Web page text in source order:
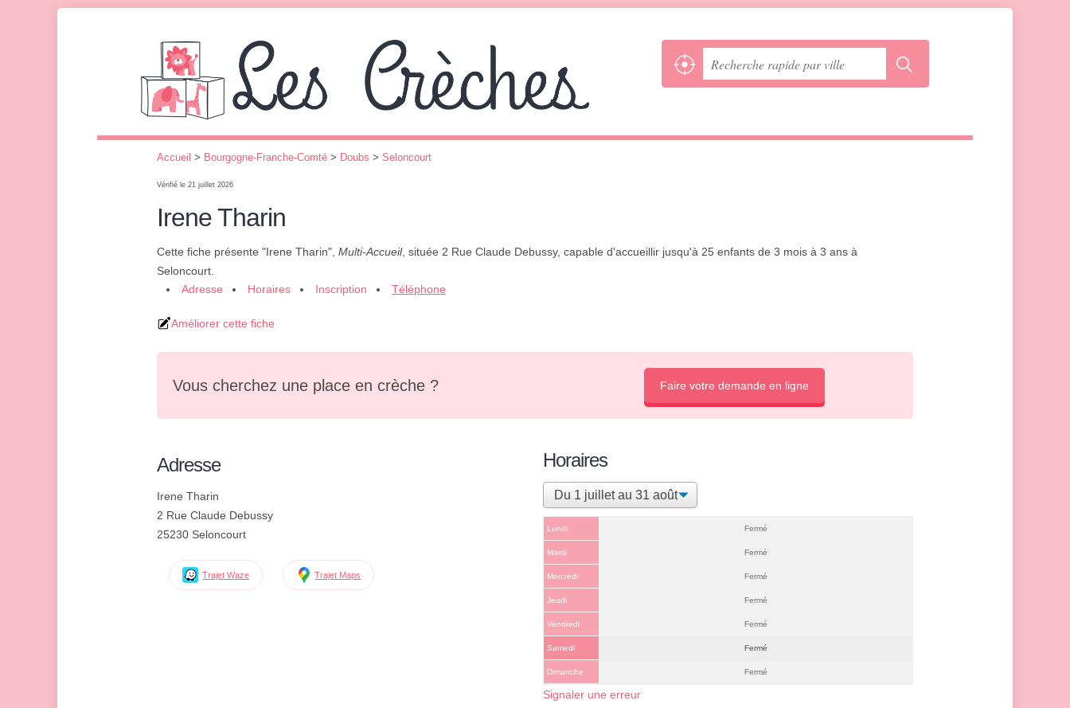
Accueil > Bourgogne-Franche-Comté > Doubs > Seloncourt
Vérifié le 21 juillet 2026
Irene Tharin
Cette fiche présente "Irene Tharin", Multi-Accueil, située 2 Rue Claude Debussy, capable d'accueillir jusqu'à 25 enfants de 3 mois à 3 ans à
Seloncourt.
Adresse
Horaires Inscription Téléphone
Améliorer cette fiche
Vous cherchez une place en crèche ? Faire votre demande en ligne
Adresse
Irene Tharin
2 Rue Claude Debussy
25230 Seloncourt
Trajet Waze Trajet Maps
Horaires
Lundi Fermé
Mardi Fermé
Mercredi Fermé
Jeudi Fermé
Vendredi Fermé
Samedi Fermé
Dimanche Fermé
Signaler une erreur